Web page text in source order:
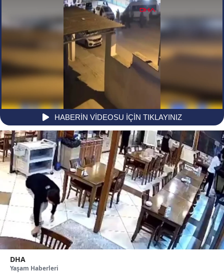
HABERİN VİDEOSU İÇİN TIKLAYINIZ
DHA
Yaşam Haberleri